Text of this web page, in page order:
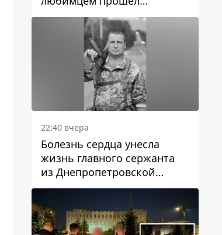
спокойно: простые советы
22:40 вчера
Болезнь сердца унесла
жизнь главного сержанта
из Днепропетровской
области Юрия Свистуна